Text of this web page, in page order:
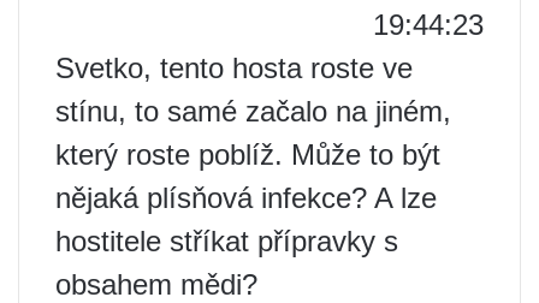
19:44:23
Svetko, tento hosta roste ve
stínu, to samé začalo na jiném,
který roste poblíž. Může to být
nějaká plísňová infekce? A lze
hostitele stříkat přípravky s
obsahem mědi?